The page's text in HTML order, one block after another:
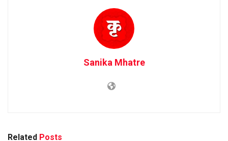
Sanika Mhatre
Related Posts